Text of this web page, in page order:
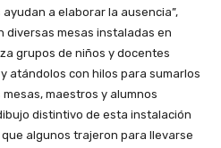
a elaborar la ausencia”,
diversas mesas instaladas en
grupos de niños y docentes
atándolos con hilos para sumarlos
maestros y alumnos
distintivo de esta instalación
algunos trajeron para llevarse